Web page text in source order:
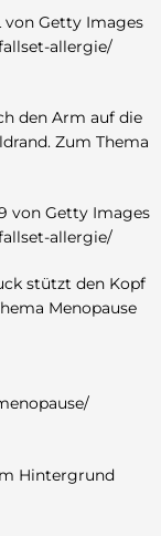
von Getty Images
allergie/
von Getty Images
allergie/